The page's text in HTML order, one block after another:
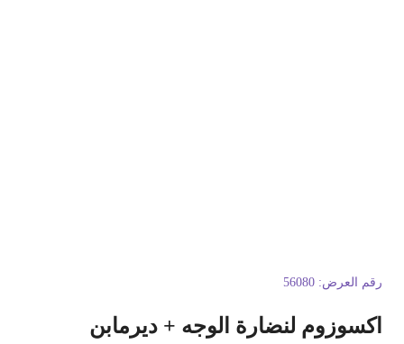
العرض: 56080
لنضارة الوجه + ديرمابن